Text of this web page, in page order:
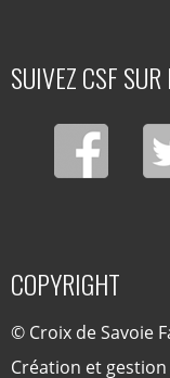
SUIVEZ CSF
COPYRIGHT
© Croix de Savoie
Création et